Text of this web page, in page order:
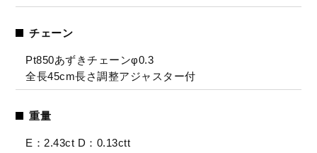
チェーン
Pt850あずきチェーンφ0.3
全長45cm長さ調整アジャスター付
重量
E：2.43ct D：0.13ctt